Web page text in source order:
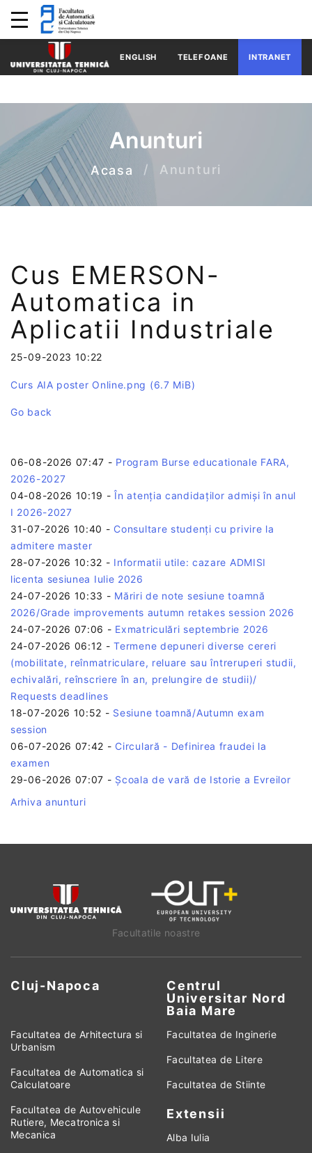
ENGLISH TELEFOANE INTRANET
Anunturi
Acasa Anunturi
Cus EMERSON-
Automatica in
Aplicatii Industriale
25-09-2023 10:22
Curs AIA poster Online.png (6.7 MiB)
Go back
06-08-2026 07:47 - Program Burse educationale FARA,
2026-2027
04-08-2026 10:19 -În atenția candidaților admiși în anul
I 2026-2027
31-07-2026 10:40 - Consultare studenți cu privire la
admitere master
28-07-2026 10:32 - Informatii utile: cazare ADMISI
licenta sesiunea Iulie 2026
24-07-2026 10:33 - Măriri de note sesiune toamnă
2026/Grade improvements autumn retakes session 2026
24-07-2026 07:06 - Exmatriculări septembrie 2026
24-07-2026 06:12 -Termene depuneri diverse cereri
(mobilitate, reînmatriculare, reluare sau întreruperi studii,
echivalări, reînscriere în an, prelungire de studii)/
Requests deadlines
18-07-2026 10:52 - Sesiune toamnă/Autumn exam
session
06-07-2026 07:42 - Circulară - Definirea fraudei la
examen
29-06-2026 07:07 - Școala de vară de Istorie a Evreilor
Arhiva anunturi
Facultatile noastre
Cluj-Napoca
Centrul
Universitar Nord
Baia Mare
Facultatea de Arhitectura si
Urbanism
Facultatea de Automatica si
Calculatoare
Facultatea de Autovehicule
Rutiere, Mecatronica si
Mecanica
Facultatea de Inginerie
Facultatea de Litere
Facultatea de Stiinte
Extensii
Alba Iulia